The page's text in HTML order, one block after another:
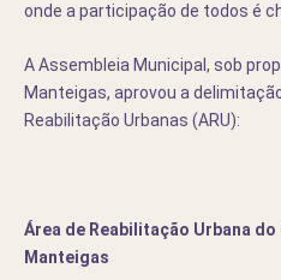
onde a participação de todos é
A Assembleia Municipal, sob
Manteigas, aprovou a
Reabilitação Urbanas (ARU):
Área de Reabilitação Urbana
Manteigas